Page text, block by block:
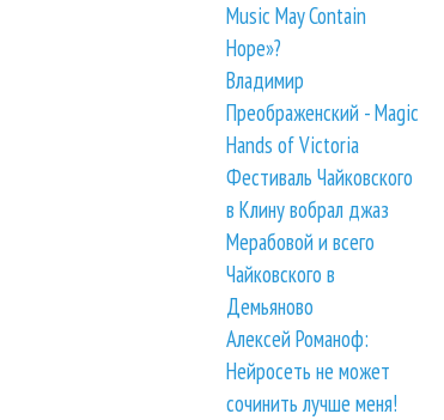
Music May Contain
Hope»?
Владимир
Преображенский - Magic
Hands of Victoria
Фестиваль Чайковского
в Клину вобрал джаз
Мерабовой и всего
Чайковского в
Демьяново
Алексей Романоф:
Нейросеть не может
сочинить лучше меня!